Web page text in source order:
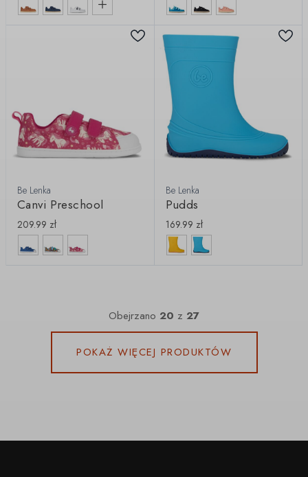
Be Lenka
Canvi Preschool
209.99 zł
Be Lenka
Pudds
169.99 zł
Obejrzano 20 z 27
POKAŻ WIĘCEJ PRODUKTÓW